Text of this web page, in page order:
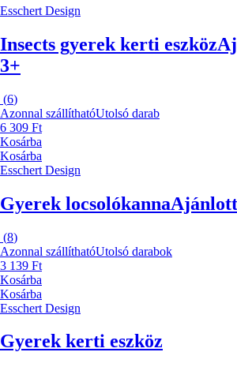
Esschert Design
Insects gyerek kerti eszköz
3+
(6)
Azonnal szállíthatóUtolsó darab
6 309 Ft
Kosárba
Kosárba
Esschert Design
Gyerek locsolókanna
(8)
Azonnal szállíthatóUtolsó darabok
3 139 Ft
Kosárba
Kosárba
Esschert Design
Gyerek kerti eszköz